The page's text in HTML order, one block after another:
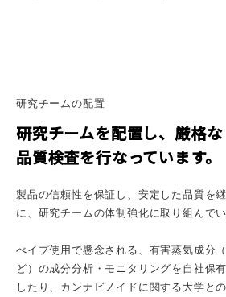
研究チームの配置
研究チームを配置し、厳格な
品質検査を行なっています。
製品の信頼性を保証し、安定した品質を
に、研究チームの体制強化に取り組んでい
べイプ使用で懸念される、有害蒸気成分
ど）の成分分析・モニタリングを自社保
したり、カンナビノイドに関する大学と